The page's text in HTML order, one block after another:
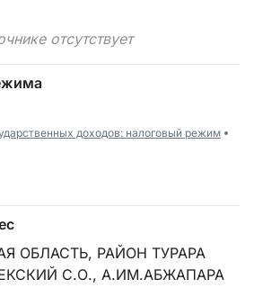
отсутствует
доходов: налоговый режим
ОБЛАСТЬ, РАЙОН ТУРАРА
С.О., А.ИМ.АБЖАПАРА